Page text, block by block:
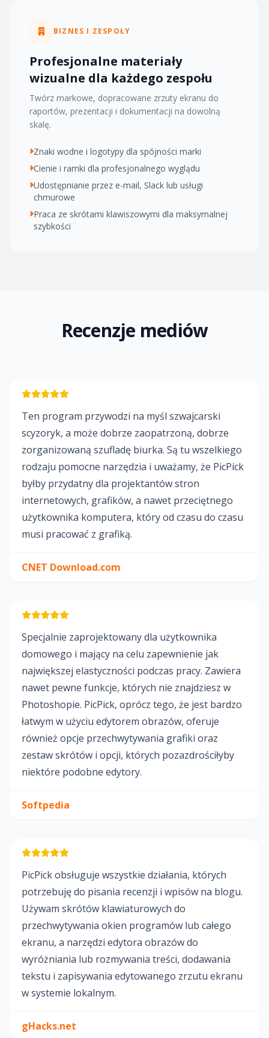
BIZNES I ZESPOŁY
Profesjonalne materiały
wizualne dla każdego zespołu
Twórz markowe, dopracowane zrzuty ekranu do
raportów, prezentacji i dokumentacji na dowolną
skalę.
Znaki wodne i logotypy dla spójności marki
Cienie i ramki dla profesjonalnego wyglądu
Udostępnianie przez e-mail, Slack lub usługi
chmurowe
Praca ze skrótami klawiszowymi dla maksymalnej
szybkości
Recenzje mediów
Ten program przywodzi na myśl szwajcarski
scyzoryk, a może dobrze zaopatrzoną, dobrze
zorganizowaną szufladę biurka. Są tu wszelkiego
rodzaju pomocne narzędzia i uważamy, że PicPick
byłby przydatny dla projektantów stron
internetowych, grafików, a nawet przeciętnego
użytkownika komputera, który od czasu do czasu
musi pracować z grafiką.
CNET Download.com
Specjalnie zaprojektowany dla użytkownika
domowego i mający na celu zapewnienie jak
największej elastyczności podczas pracy. Zawiera
nawet pewne funkcje, których nie znajdziesz w
Photoshopie. PicPick, oprócz tego, że jest bardzo
łatwym w użyciu edytorem obrazów, oferuje
również opcje przechwytywania grafiki oraz
zestaw skrótów i opcji, których pozazdrościłyby
niektóre podobne edytory.
Softpedia
PicPick obsługuje wszystkie działania, których
potrzebuję do pisania recenzji i wpisów na blogu.
Używam skrótów klawiaturowych do
przechwytywania okien programów lub całego
ekranu, a narzędzi edytora obrazów do
wyróżniania lub rozmywania treści, dodawania
tekstu i zapisywania edytowanego zrzutu ekranu
w systemie lokalnym.
gHacks.net